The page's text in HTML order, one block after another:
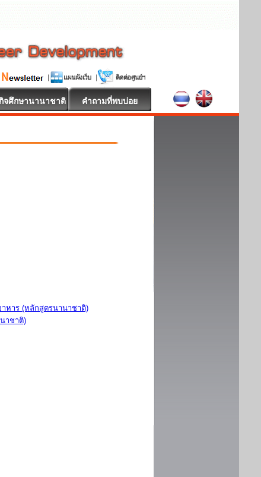
จศึกษานานาชาติ คำถามที่พบบ่อย
หาร (หลักสูตรนานาชาติ)
าชาติ)